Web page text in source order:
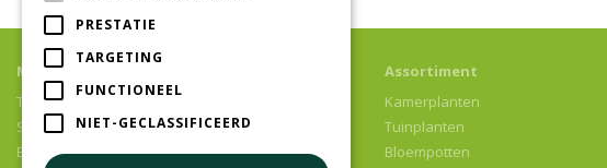
Meer informatie
Tuincentrum
Speelparadijs
Bloemenwinkel
Assortiment
Kamerplanten
Tuinplanten
Bloempotten
PRESTATIE
TARGETING
FUNCTIONEEL
NIET-GECLASSIFICEERD